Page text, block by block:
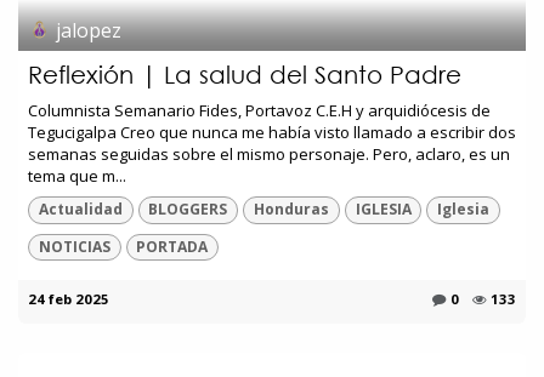
jalopez
Reflexión | La salud del Santo Padre
Columnista Semanario Fides, Portavoz C.E.H y arquidiócesis de
Tegucigalpa Creo que nunca me había visto llamado a escribir dos
semanas seguidas sobre el mismo personaje. Pero, aclaro, es un
tema que m...
Actualidad BLOGGERS Honduras IGLESIA
Iglesia
NOTICIAS
PORTADA
24 feb 2025 0 133